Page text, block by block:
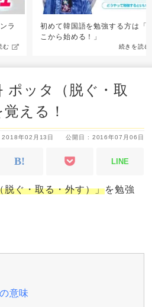
ラ
む
初めて韓国語を勉強する方は「
こから始める！」
続きを読む
ポッタ（脱ぐ・取
える！
公開日 : 2016年07月06日
2018年02月13日
LINE
脱ぐ・取る・外す）」を勉強
意味